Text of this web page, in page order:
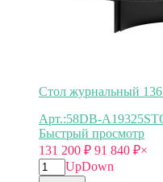
Стол журнальный
Арт.:58DB-
Быстрый просмотр
131 200 ₽ 91 840 ₽×
UpDown